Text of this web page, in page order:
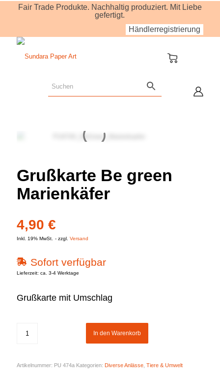
Fair Trade Produkte. Nachhaltig produziert. Mit Liebe
gefertigt.
Händlerregistrierung
Grußkarte Be green
Marienkäfer
4,90 €
Inkl. 19% MwSt. zzgl. Versand
Sofort verfügbar
Lieferzeit: ca. 3-4 Werktage
Grußkarte mit Umschlag
In den Warenkorb
Artikelnummer: PU 474a Kategorien: Diverse Anlässe, Tiere & Umwelt